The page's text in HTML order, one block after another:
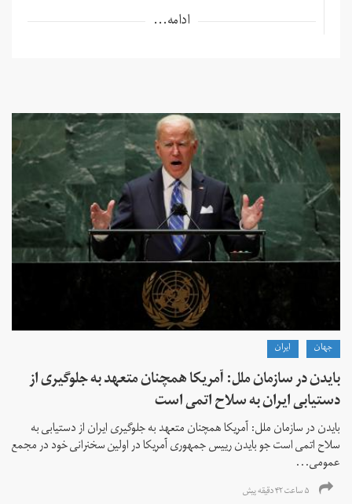
ادامه...
جهان ايران
بایدن در سازمان ملل: آمریکا همچنان متعهد به جلوگیری از
دستیابی ایران به سلاح اتمی است
بایدن در سازمان ملل: آمریکا همچنان متعهد به جلوگیری ایران از دستیابی به
سلاح اتمی است جو بایدن رییس جمهوری آمریکا در اولین سخنرانی خود در مجمع
عمومی...
۵ ساعت ۴۲ دقیقه پیش